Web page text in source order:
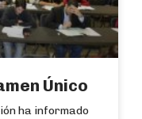
Único
ha informado